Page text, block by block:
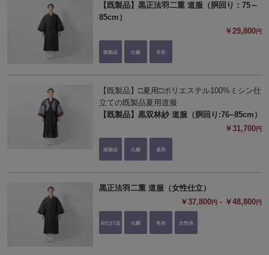
【既製品】黒正法羽二重 道服（胴回り：75～
85cm）
￥29,800円
【既製品】□夏用□ポリエステル100%ミシン仕
立ての既製品夏用道服
【既製品】黒双林紗 道服（胴回り:76~85cm）
￥31,700円
黒正法羽二重 道服（女性仕立）
￥37,800円 - ￥48,800円